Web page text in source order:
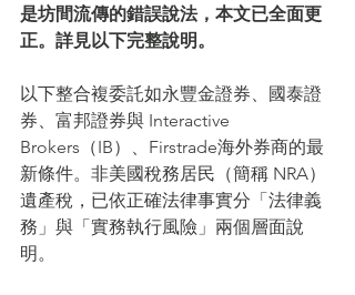
是坊間流傳的錯誤說法，本文已全面更
正。詳見以下完整說明。
以下整合複委託如永豐金證券、國泰證
券、富邦證券與 Interactive
Brokers（IB）、Firstrade海外券商的最
新條件。非美國稅務居民（簡稱 NRA）
遺產稅，已依正確法律事實分「法律義
務」與「實務執行風險」兩個層面說
明。